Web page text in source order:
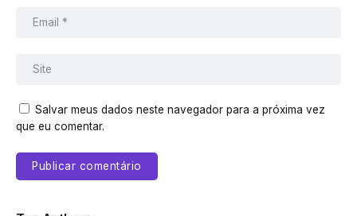
Salvar meus dados neste navegador para a próxima vez
que eu comentar.